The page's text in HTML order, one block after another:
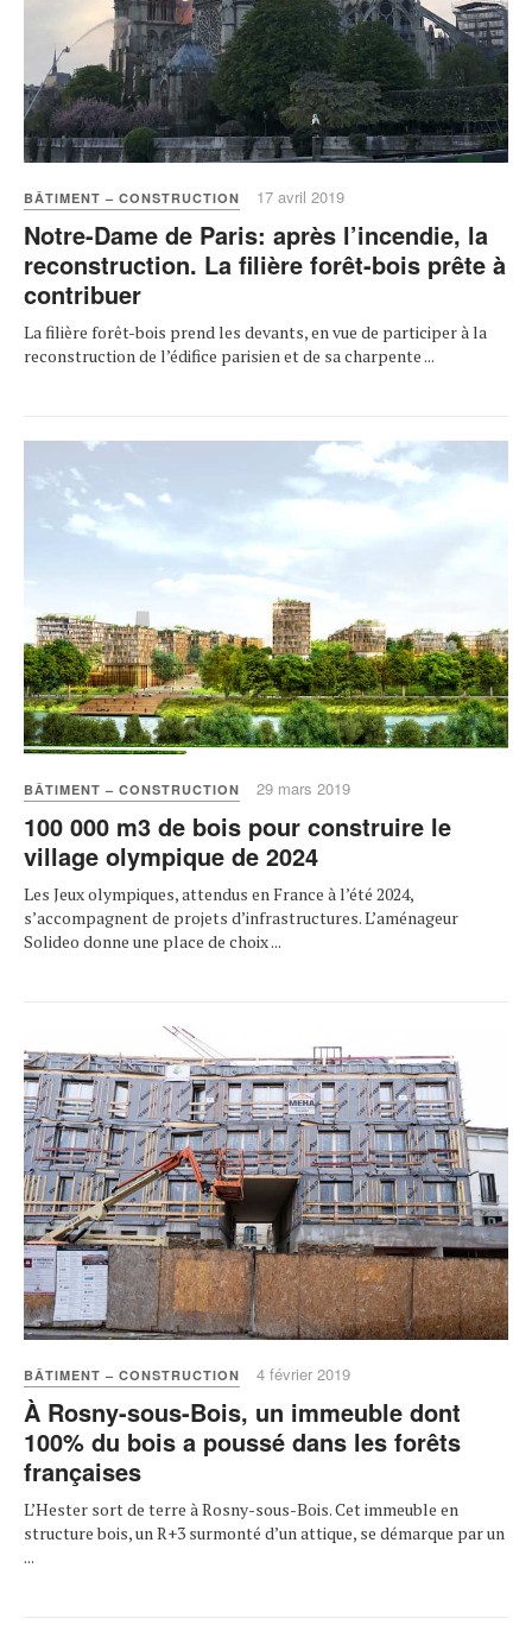
BÂTIMENT – CONSTRUCTION 17 avril 2019
Notre-Dame de Paris: après l’incendie, la
reconstruction. La filière forêt-bois prête à
contribuer
La filière forêt-bois prend les devants, en vue de participer à la
reconstruction de l’édifice parisien et de sa charpente ...
BÂTIMENT – CONSTRUCTION 29 mars 2019
100 000 m3 de bois pour construire le
village olympique de 2024
Les Jeux olympiques, attendus en France à l’été 2024,
s’accompagnent de projets d’infrastructures. L’aménageur
Solideo donne une place de choix ...
BÂTIMENT – CONSTRUCTION 4 février 2019
À Rosny-sous-Bois, un immeuble dont
100% du bois a poussé dans les forêts
françaises
L’Hester sort de terre à Rosny-sous-Bois. Cet immeuble en
structure bois, un R+3 surmonté d’un attique, se démarque par un
...